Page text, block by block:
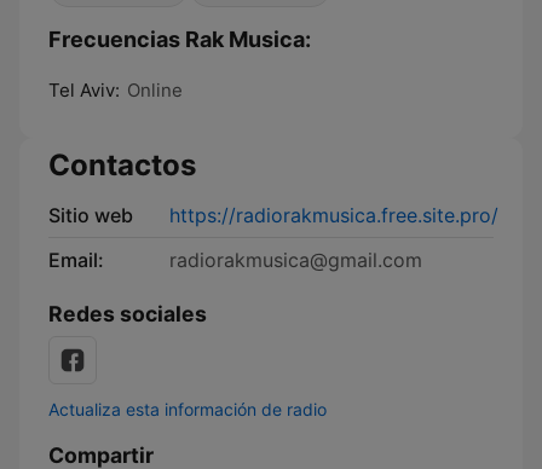
Frecuencias Rak Musica:
Tel Aviv: Online
Contactos
Sitio web
https://radiorakmusica.free.site.pro/
Email:
radiorakmusica@gmail.com
Redes sociales
Actualiza esta información de radio
Compartir